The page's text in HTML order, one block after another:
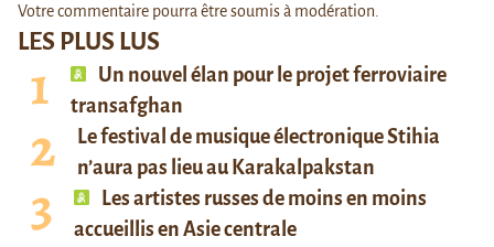
LES PLUS LUS
Un nouvel élan pour le projet ferroviaire
transafghan
Le festival de musique électronique Stihia
n’aura pas lieu au Karakalpakstan
Les artistes russes de moins en moins
accueillis en Asie centrale
Votre commentaire pourra être soumis à modération.